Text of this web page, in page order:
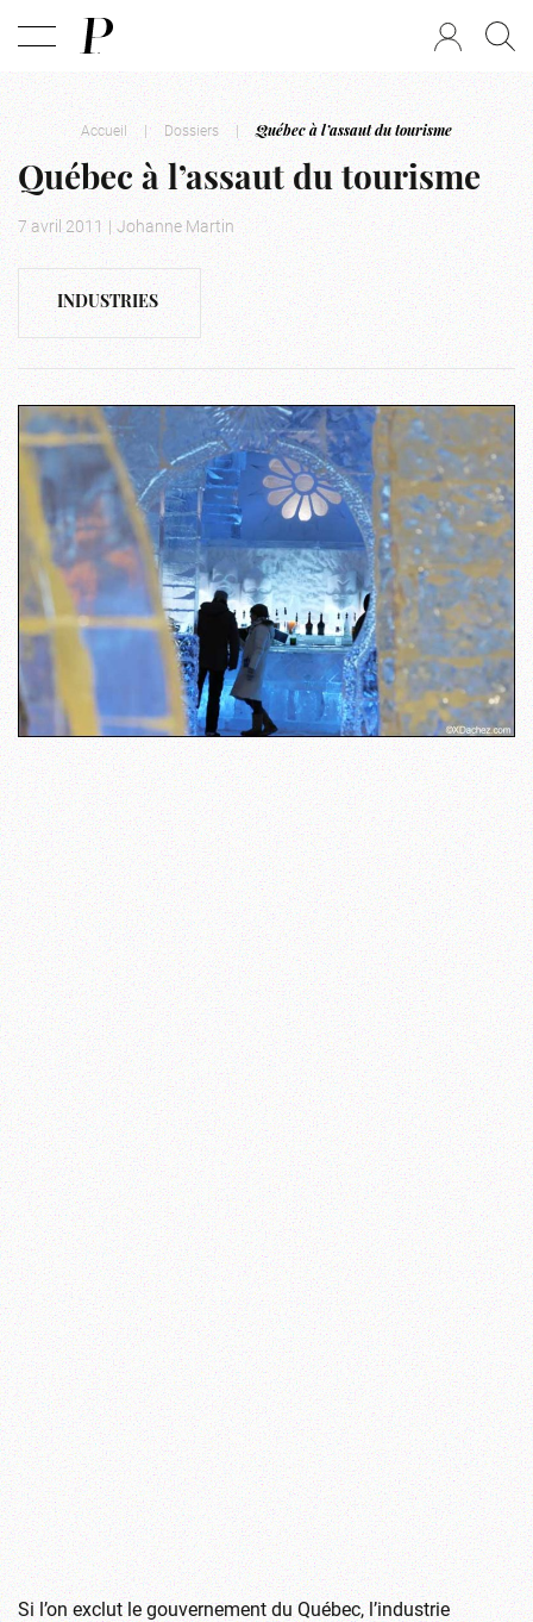
Accueil | Dossiers | Québec à l’assaut du tourisme
Québec à l’assaut du tourisme
7 avril 2011 | Johanne Martin
INDUSTRIES
Si l’on exclut le gouvernement du Québec, l’industrie